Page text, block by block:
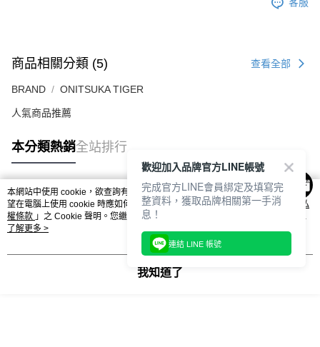
商品相關分類 (5) 查看全部
BRAND ONITSUKA TIGER
人氣商品推薦
本分類熱銷全站排行
熱門標籤
本網站中使用 cookie，欲查詢有關本網站使用 cookie 方式之詳情，及若您不希
望在電腦上使用 cookie 時應如何變更電腦的 cookie 設定，請參閱本網站「
隱私
權條款 」之 Cookie 聲明。您繼續使用本網站即表示您同意本公司得按本網站使
用條款之 Cookie 聲明使用 cookie。
了解更多 >
我知道了
歡迎加入品牌官方LINE帳號
完成官方LINE會員綁定及填寫完
整資料，獲取品牌相關第一手消
息！
連結 LINE 帳號